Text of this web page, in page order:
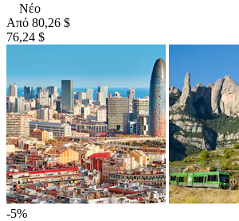
Νέο
Από 80,26 $
76,24 $
-5%